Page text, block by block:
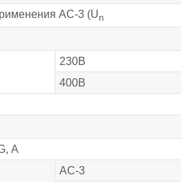
АС-3 (Un
230В
400В
А
АС-3